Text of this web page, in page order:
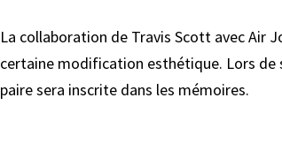
La collaboration de Travis Scott avec Air
certaine modification esthétique. Lors de
paire sera inscrite dans les mémoires.